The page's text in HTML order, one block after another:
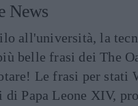
News
all'università, la
belle frasi dei The
Le frasi per stati
di Papa Leone XIV,